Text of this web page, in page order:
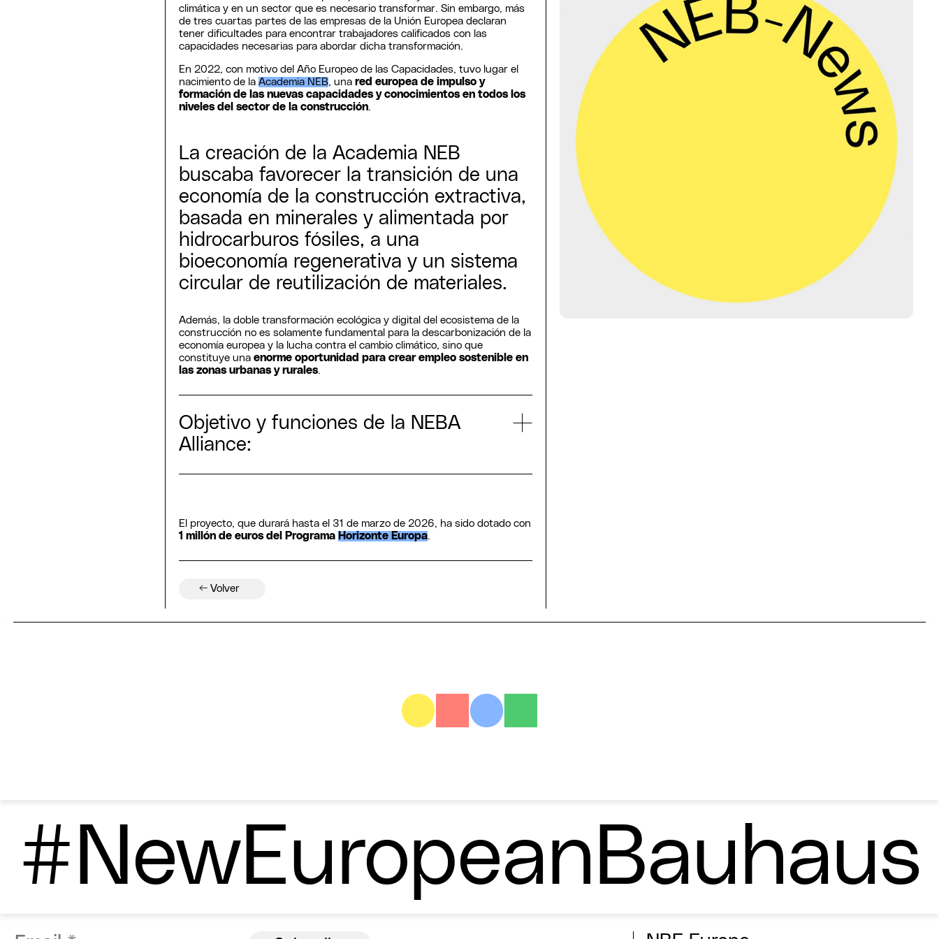
climática y en un sector que es necesario transformar. Sin embargo, más
de tres cuartas partes de las empresas de la Unión Europea declaran
tener dificultades para encontrar trabajadores calificados con las
capacidades necesarias para abordar dicha transformación.
En 2022, con motivo del Año Europeo de las Capacidades, tuvo lugar el
nacimiento de laAcademia NEB, unared europea de impulso y
formación de las nuevas capacidades y conocimientos en todos los
niveles del sector de la construcción.
La creación de la Academia NEB
buscaba favorecer la transición de una
economía de la construcción extractiva,
basada en minerales y alimentada por
hidrocarburos fósiles, a una
bioeconomía regenerativa y un sistema
circular de reutilización de materiales.
Además, la doble transformación ecológica y digital del ecosistema de la
construcción no es solamente fundamental para la descarbonización de la
economía europea y la lucha contra el cambio climático, sino que
constituye unaenorme oportunidad para crear empleo sostenible en
las zonas urbanas y rurales.
Objetivo y funciones de la NEBA
Alliance:
El proyecto, que durará hasta el 31 de marzo de 2026, ha sido dotado con
1 millón de euros del Programa Horizonte Europa.
← Volver
#NewEuropeanBauhaus